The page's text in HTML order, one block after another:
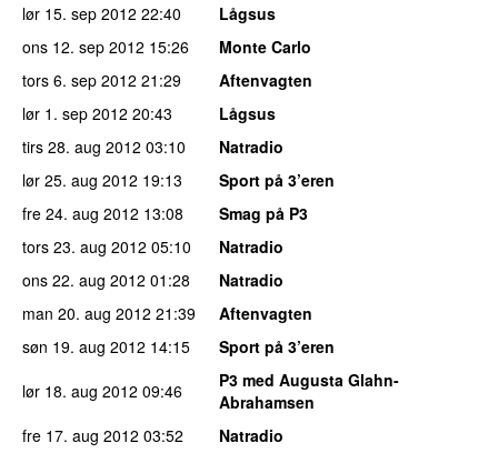
lør 15. sep 2012 22:40
Lågsus
ons 12. sep 2012 15:26
Monte Carlo
tors 6. sep 2012 21:29
Aftenvagten
lør 1. sep 2012 20:43
Lågsus
tirs 28. aug 2012 03:10
Natradio
lør 25. aug 2012 19:13
Sport på 3’eren
fre 24. aug 2012 13:08
Smag på P3
tors 23. aug 2012 05:10
Natradio
ons 22. aug 2012 01:28
Natradio
man 20. aug 2012 21:39
Aftenvagten
søn 19. aug 2012 14:15
Sport på 3’eren
lør 18. aug 2012 09:46
P3 med Augusta Glahn-
Abrahamsen
fre 17. aug 2012 03:52
Natradio